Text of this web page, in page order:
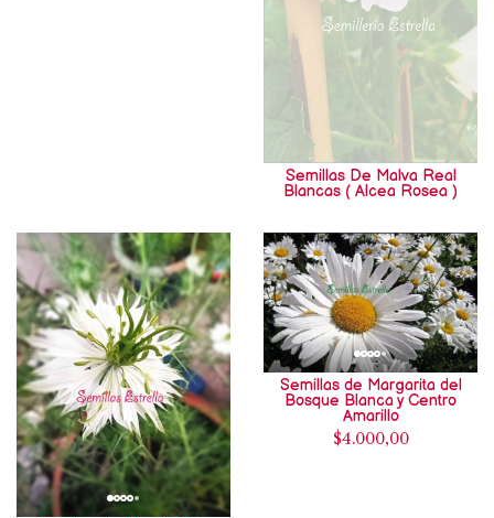
Semillas De Malva Real
Blancas ( Alcea Rosea )
Semillas de Margarita del
Bosque Blanca y Centro
Amarillo
$4.000,00